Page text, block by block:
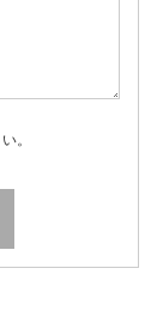
。